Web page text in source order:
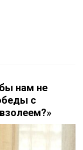
нам не
с